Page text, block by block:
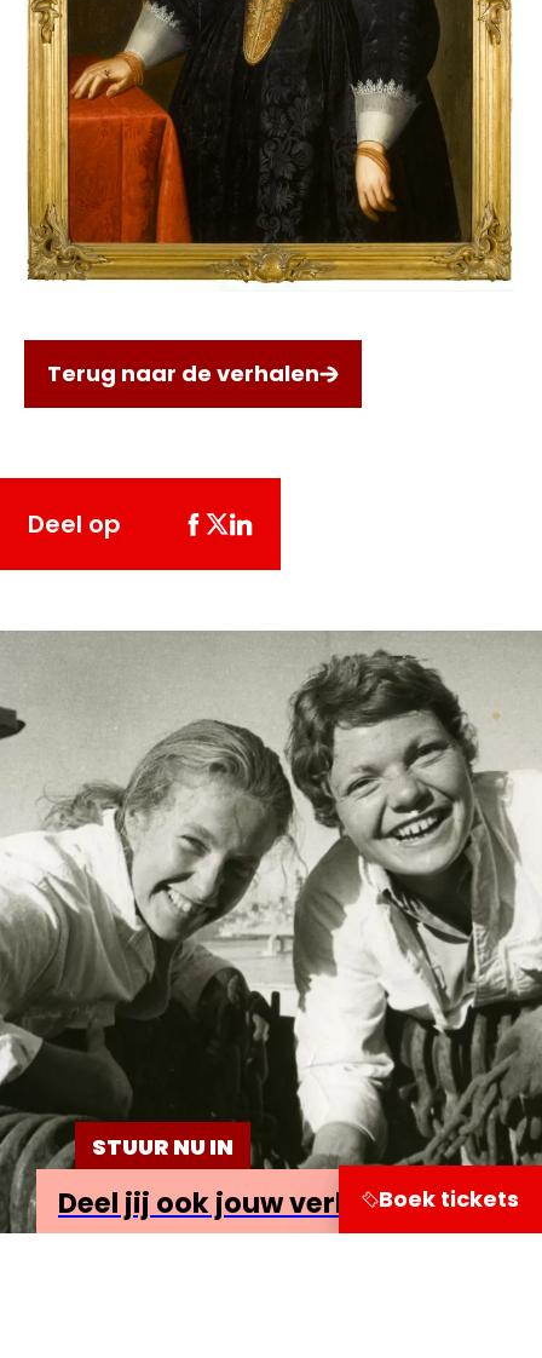
Terug naar de verhalen
Deel op
STUUR NU IN
Deel jij ook jouw verhaal?Boek tickets